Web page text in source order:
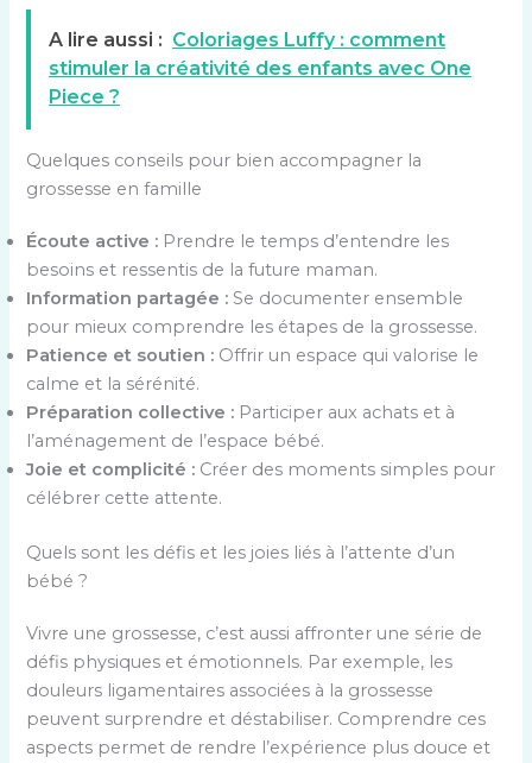
A lire aussi : Coloriages Luffy : comment
stimuler la créativité des enfants avec One
Piece ?
Quelques conseils pour bien accompagner la
grossesse en famille
Écoute active : Prendre le temps d’entendre les
besoins et ressentis de la future maman.
Information partagée : Se documenter ensemble
pour mieux comprendre les étapes de la grossesse.
Patience et soutien : Offrir un espace qui valorise le
calme et la sérénité.
Préparation collective : Participer aux achats et à
l’aménagement de l’espace bébé.
Joie et complicité : Créer des moments simples pour
célébrer cette attente.
Quels sont les défis et les joies liés à l’attente d’un
bébé ?
Vivre une grossesse, c’est aussi affronter une série de
défis physiques et émotionnels. Par exemple, les
douleurs ligamentaires associées à la grossesse
peuvent surprendre et déstabiliser. Comprendre ces
aspects permet de rendre l’expérience plus douce et